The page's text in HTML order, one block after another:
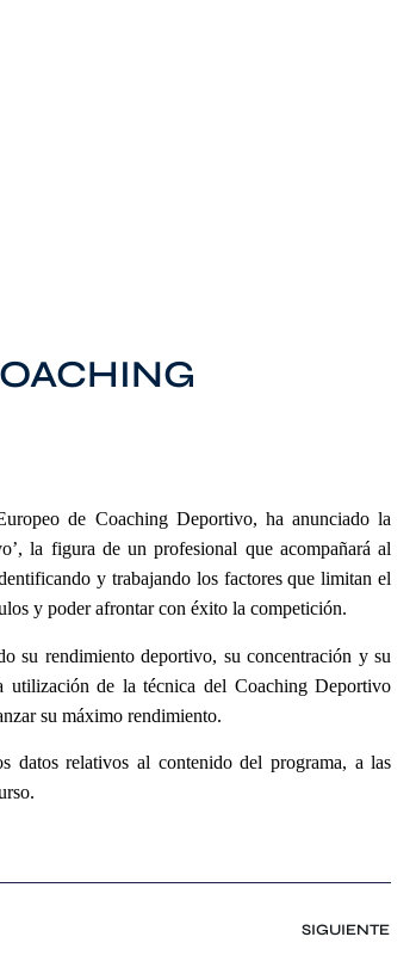
de Coaching Deportivo, ha anunciado la
la figura de un profesional que acompañará al
y trabajando los factores que limitan el
y poder afrontar con éxito la competición.
su rendimiento deportivo, su concentración y su
utilización de la técnica del Coaching Deportivo
su máximo rendimiento.
datos relativos al contenido del programa, a las
SIGUIENTE